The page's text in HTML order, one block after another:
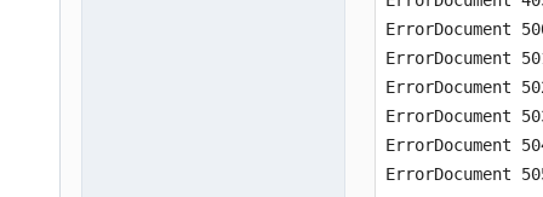
case '500'
echo 'Erreur
break;
case '501'
echo 'Le
break;
ErrorDocument
ErrorDocument
ErrorDocument
ErrorDocument
ErrorDocument
ErrorDocument